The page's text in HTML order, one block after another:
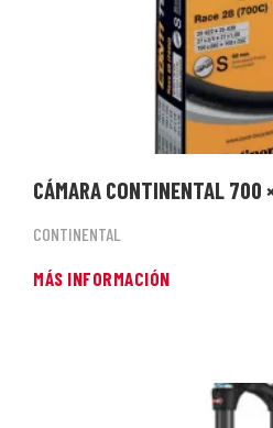
CÁMARA CONTINENTAL
CONTINENTAL
MÁS INFORMACIÓN